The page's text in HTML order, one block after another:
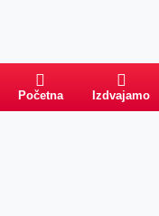
Početna Izdvajamo